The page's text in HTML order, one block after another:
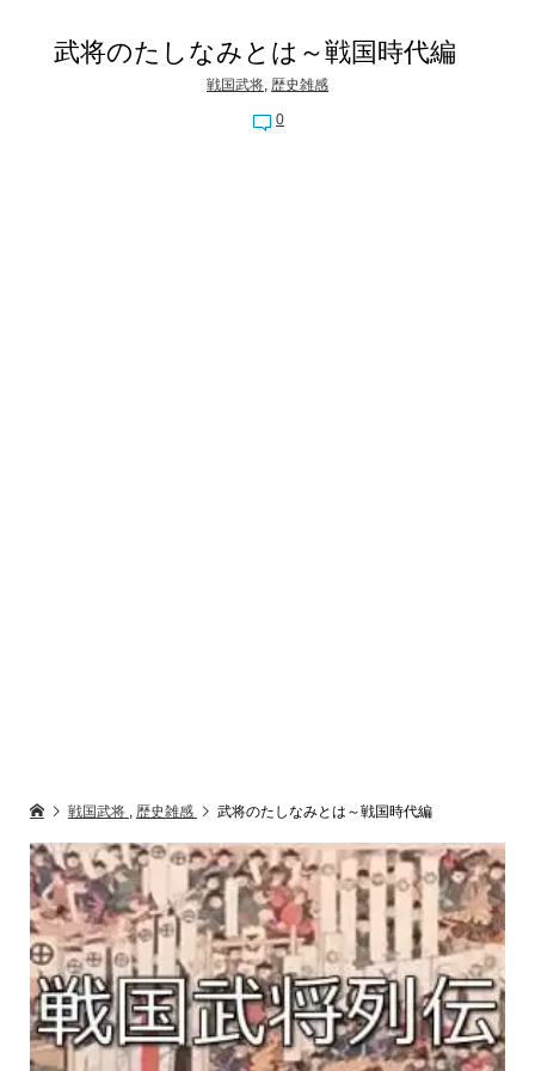
武将のたしなみとは～戦国時代編
戦国武将, 歴史雑感
0
戦国武将 , 歴史雑感 武将のたしなみとは～戦国時代編